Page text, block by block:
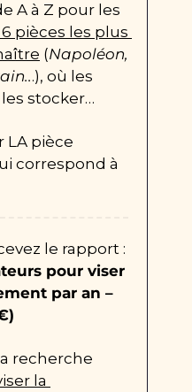
A à Z pour les
6 pièces les plus
(Napoléon,
.), où les
stocker…
LA pièce
correspond à
pour viser
par an –
recherche
la